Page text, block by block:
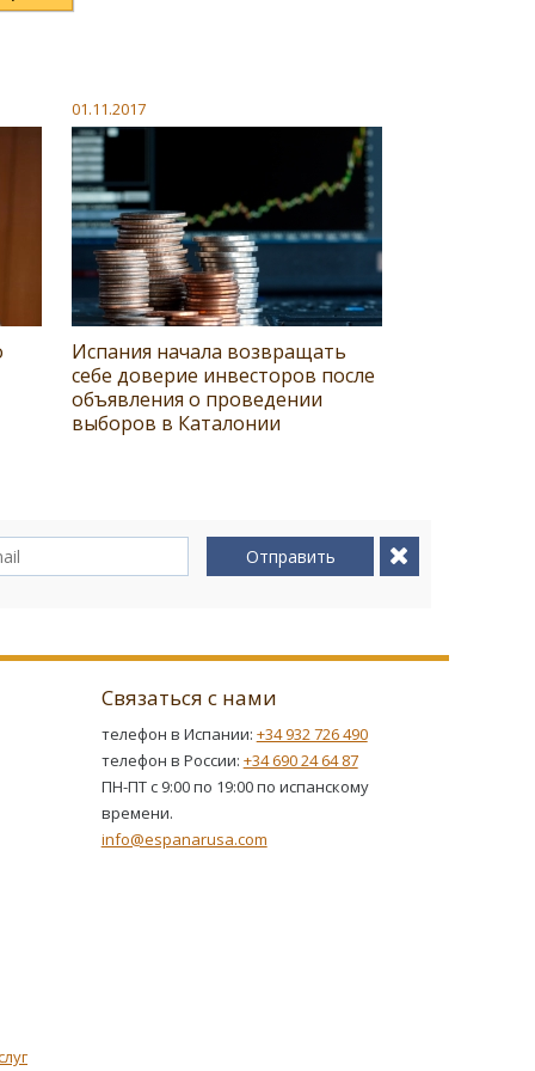
01.11.2017
Испания начала возвращать
себе доверие инвесторов после
объявления о проведении
выборов в Каталонии
Отправить
Связаться с нами
телефон в Испании: +34 932 726 490
телефон в России: +34 690 24 64 87
ПН-ПТ с 9:00 по 19:00 по испанскому
времени.
info@espanarusa.com